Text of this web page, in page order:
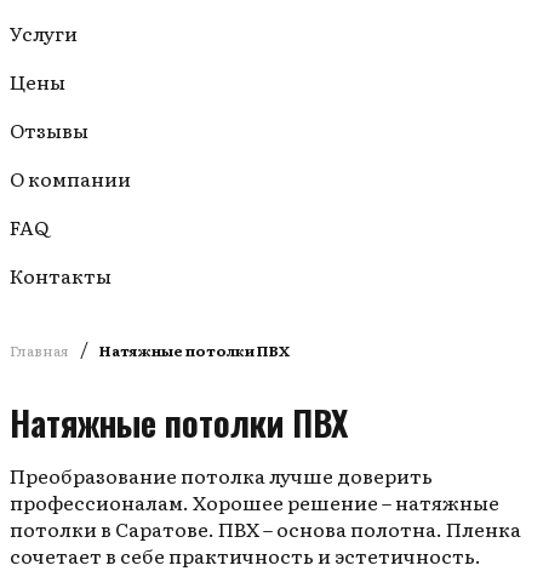
Услуги
Цены
Отзывы
О компании
FAQ
Контакты
Главная / Натяжные потолки ПВХ
Натяжные потолки ПВХ
Преобразование потолка лучше доверить
профессионалам. Хорошее решение – натяжные
потолки в Саратове. ПВХ – основа полотна. Пленка
сочетает в себе практичность и эстетичность.